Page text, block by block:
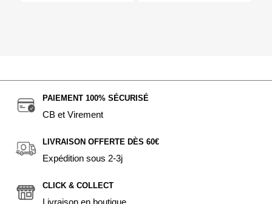
PAIEMENT 100% SÉCURISÉ
CB et Virement
LIVRAISON OFFERTE DÈS 60€
Expédition sous 2-3j
CLICK & COLLECT
Livraison en boutique